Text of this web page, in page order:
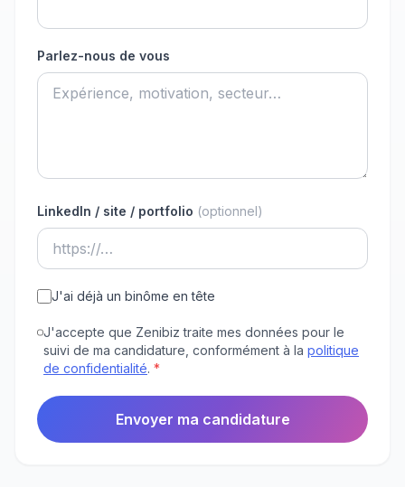
Parlez-nous de vous
LinkedIn / site / portfolio (optionnel)
J'ai déjà un binôme en tête
J'accepte que Zenibiz traite mes données pour le
suivi de ma candidature, conformément à lapolitique
de confidentialité.*
Envoyer ma candidature